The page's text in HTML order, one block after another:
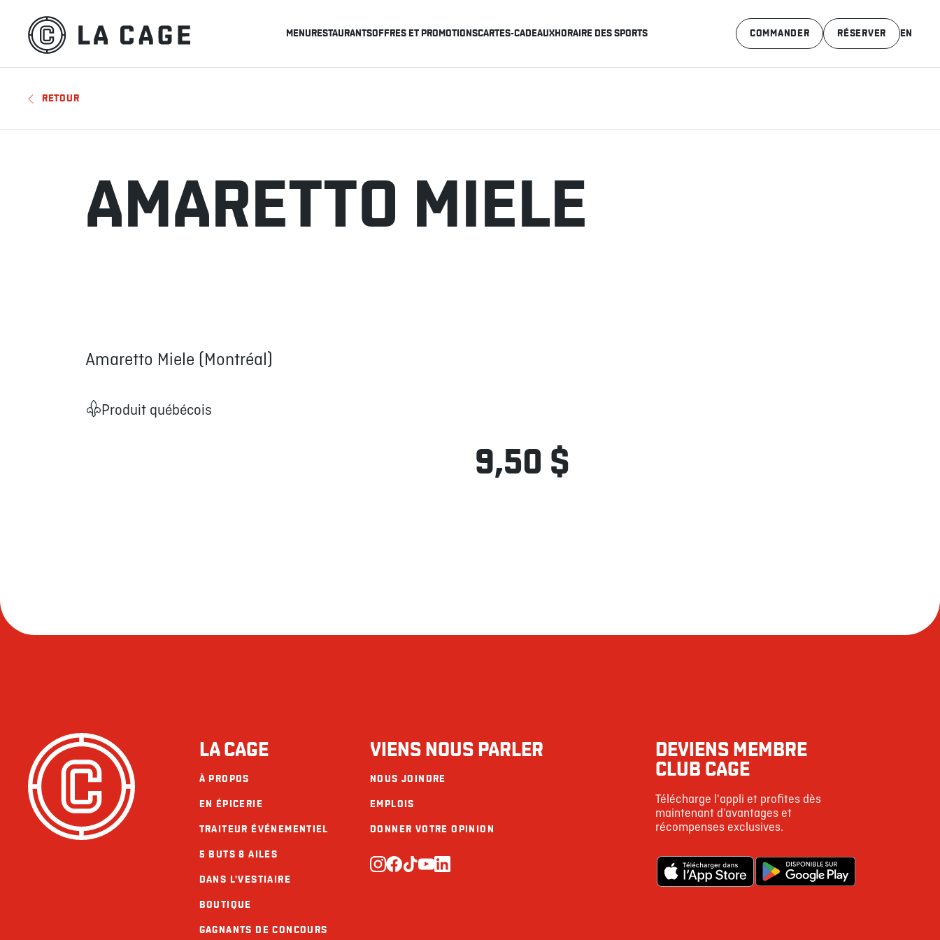
MENURESTAURANTSOFFRES ET PROMOTIONSCARTES-CADEAUXHORAIRE DES SPORTS RÉSERVER
COMMANDER EN
RETOUR
AMARETTO MIELE
Amaretto Miele (Montréal)
Produit québécois
9,50 $
LA CAGE
À PROPOS
EN ÉPICERIE
TRAITEUR ÉVÉNEMENTIEL
5 BUTS 8 AILES
DANS L'VESTIAIRE
BOUTIQUE
GAGNANTS DE CONCOURS
VIENS NOUS PARLER
NOUS JOINDRE
EMPLOIS
DONNER VOTRE OPINION
DEVIENS MEMBRE
CLUB CAGE
Télécharge l'appli et profites dès
maintenant d’avantages et
récompenses exclusives.